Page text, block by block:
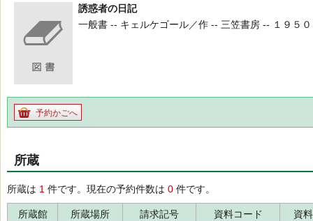
誘惑者の日記
一般書 -- キェルケゴール／作 -- 三笠書房 -- １９５
予約かごへ
所蔵
所蔵は 1 件です。現在の予約件数は 0 件です。
所蔵館 所蔵場所 請求記号 資料コード 資